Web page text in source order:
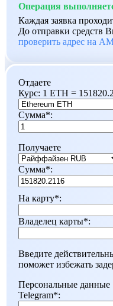
Операция
Каждая заявка
До отправки средств
проверить адрес на
Отдаете
Курс: 1 ETH =
Сумма*:
Получаете
Сумма*:
На карту*:
Владелец карты*:
Введите
поможет избежать
Персональные данные
Telegram*: